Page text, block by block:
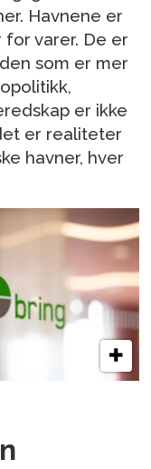
Havnene er
varer. De er
som er mer
er ikke
er realiteter
havner, hver